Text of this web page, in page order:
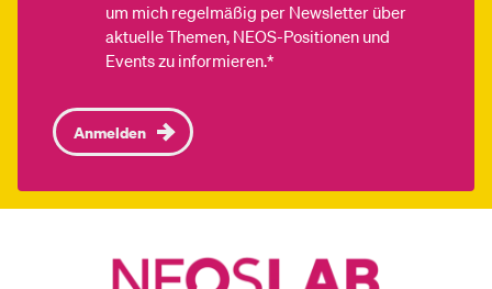
um mich regelmäßig per Newsletter über
aktuelle Themen, NEOS-Positionen und
Events zu informieren.*
Anmelden